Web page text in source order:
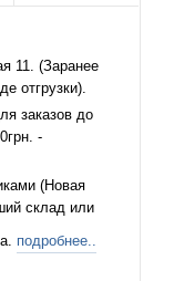
11. (Заранее
отгрузки).
заказов до
-
(Новая
склад или
подробнее..